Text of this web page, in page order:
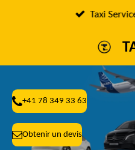
Taxi
+41 78 349 33 63
Obtenir un devis